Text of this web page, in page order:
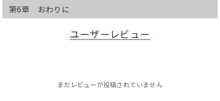
第6章 おわりに
ユーザーレビュー
まだレビューが投稿されていません